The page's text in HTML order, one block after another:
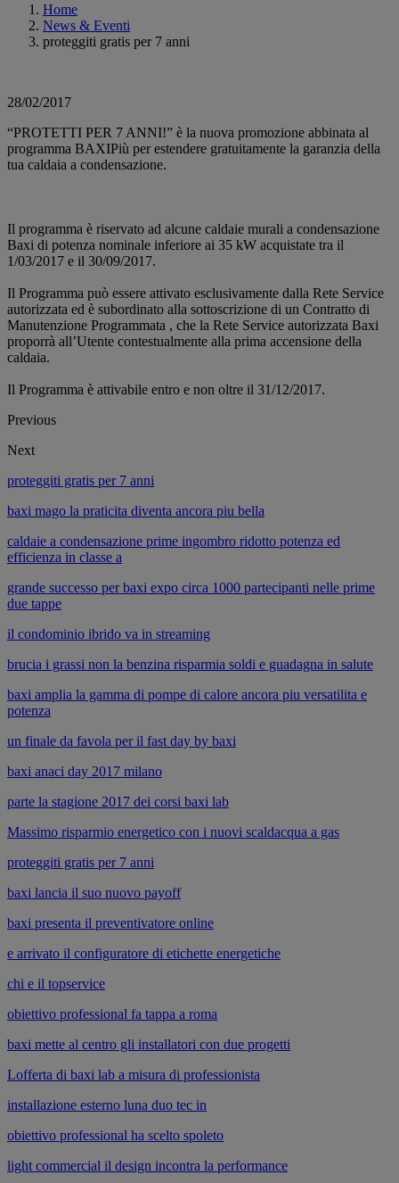
Home
News & Eventi
proteggiti gratis per 7 anni
28/02/2017
“PROTETTI PER 7 ANNI!” è la nuova promozione abbinata al
programma BAXIPiù per estendere gratuitamente la garanzia della
tua caldaia a condensazione.
Il programma è riservato ad alcune caldaie murali a condensazione
Baxi di potenza nominale inferiore ai 35 kW acquistate tra il
1/03/2017 e il 30/09/2017.
Il Programma può essere attivato esclusivamente dalla Rete Service
autorizzata ed è subordinato alla sottoscrizione di un Contratto di
Manutenzione Programmata , che la Rete Service autorizzata Baxi
proporrà all’Utente contestualmente alla prima accensione della
caldaia.
Il Programma è attivabile entro e non oltre il 31/12/2017.
Previous
Next
proteggiti gratis per 7 anni
baxi mago la praticita diventa ancora piu bella
caldaie a condensazione prime ingombro ridotto potenza ed
efficienza in classe a
grande successo per baxi expo circa 1000 partecipanti nelle prime
due tappe
il condominio ibrido va in streaming
brucia i grassi non la benzina risparmia soldi e guadagna in salute
baxi amplia la gamma di pompe di calore ancora piu versatilita e
potenza
un finale da favola per il fast day by baxi
baxi anaci day 2017 milano
parte la stagione 2017 dei corsi baxi lab
Massimo risparmio energetico con i nuovi scaldacqua a gas
proteggiti gratis per 7 anni
baxi lancia il suo nuovo payoff
baxi presenta il preventivatore online
e arrivato il configuratore di etichette energetiche
chi e il topservice
obiettivo professional fa tappa a roma
baxi mette al centro gli installatori con due progetti
Lofferta di baxi lab a misura di professionista
installazione esterno luna duo tec in
obiettivo professional ha scelto spoleto
light commercial il design incontra la performance